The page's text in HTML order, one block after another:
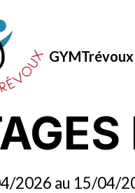
GYMTrévoux
2026 au 15/04/